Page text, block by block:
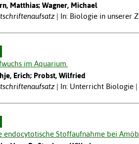
Matthias; Wagner, Michael
In: Biologie in unserer
im Aquarium.
Erich; Probst, Wilfried
In: Unterricht Biologie |
endocytotische Stoffaufnahme bei